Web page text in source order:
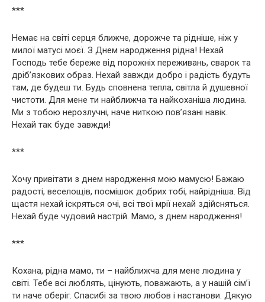
***
Немає на світі серця ближче, дорожче та рідніше, ніж у
милої матусі моєї. З Днем народження рідна! Нехай
Господь тебе береже від порожніх переживань, сварок та
дріб’язкових образ. Нехай завжди добро і радість будуть
там, де будеш ти. Будь сповнена тепла, світла й душевної
чистоти. Для мене ти найближча та найкоханіша людина.
Ми з тобою нерозлучні, наче ниткою пов’язані навік.
Нехай так буде завжди!
***
Хочу привітати з днем народження мою мамусю! Бажаю
радості, веселощів, посмішок добрих тобі, найрідніша. Від
щастя нехай іскряться очі, всі твої мрії нехай здійсняться.
Нехай буде чудовий настрій. Мамо, з днем народження!
***
Кохана, рідна мамо, ти – найближча для мене людина у
світі. Тебе всі люблять, цінують, поважають, а у нашій сім’ї
ти наче оберіг. Спасибі за твою любов і настанови. Дякую